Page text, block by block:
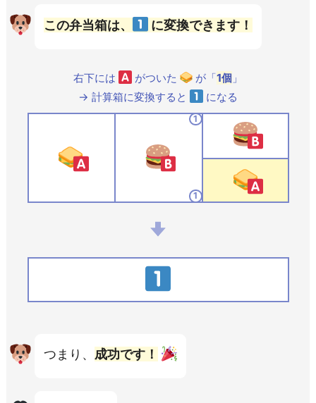
この弁当箱は、 に変換できます！
右下には がついた が「1個」
→ 計算箱に変換すると
になる
1
1
つまり、 成功です！